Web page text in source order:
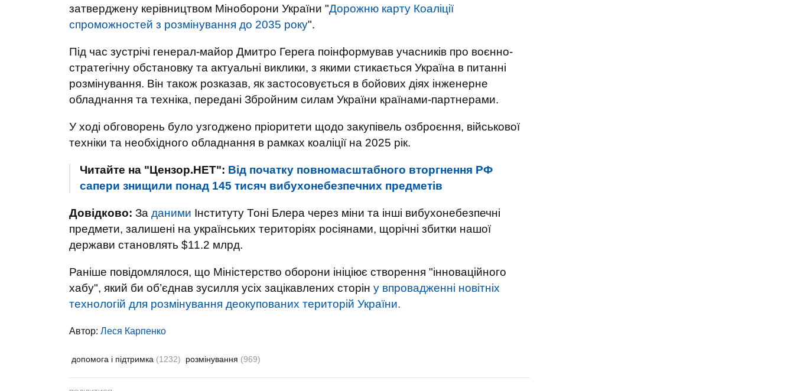
затверджену керівництвом Міноборони України "Дорожню карту Коаліції
спроможностей з розмінування до 2035 року".
Під час зустрічі генерал-майор Дмитро Герега поінформував учасників про воєнно-
стратегічну обстановку та актуальні виклики, з якими стикається Україна в питанні
розмінування. Він також розказав, як застосовується в бойових діях інженерне
обладнання та техніка, передані Збройним силам України країнами-партнерами.
У ході обговорень було узгоджено пріоритети щодо закупівель озброєння, військової
техніки та необхідного обладнання в рамках коаліції на 2025 рік.
Читайте на "Цензор.НЕТ": Від початку повномасштабного вторгнення РФ
сапери знищили понад 145 тисяч вибухонебезпечних предметів
Довідково: За даними Інституту Тоні Блера через міни та інші вибухонебезпечні
предмети, залишені на українських територіях росіянами, щорічні збитки нашої
держави становлять $11.2 млрд.
Раніше повідомлялося, що Міністерство оборони ініціює створення "інноваційного
хабу", який би об’єднав зусилля усіх зацікавлених сторін у впровадженні новітніх
технологій для розмінування деокупованих територій України.
Автор: Леся Карпенко
допомога і підтримка (1232) розмінування (969)